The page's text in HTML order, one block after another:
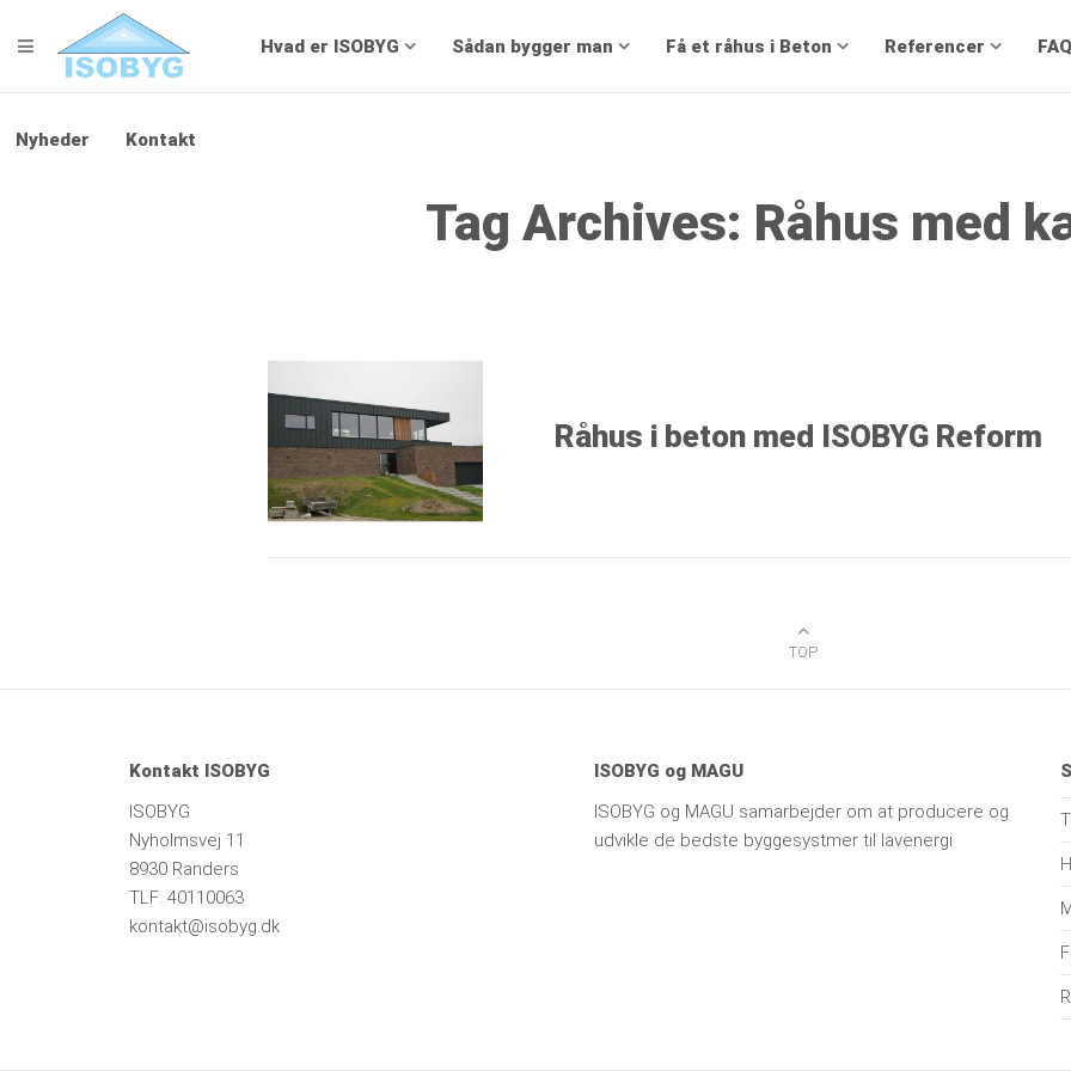
Isobyg
TOGGLE NAVIGATION Hvad er ISOBYG Sådan bygger man Få et råhus i Beton Referencer FAQ
Nyheder Kontakt
Tag Archives: Råhus med
Råhus i beton med ISOBYG Reform
TOP
Kontakt ISOBYG
ISOBYG
Nyholmsvej 11
8930 Randers
TLF: 40110063
kontakt@isobyg.dk
ISOBYG og MAGU
ISOBYG og MAGU samarbejder om at producere og
udvikle de bedste byggesystmer til lavenergi